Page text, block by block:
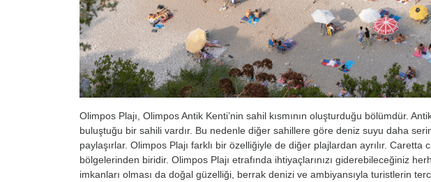
Olimpos Plajı, Olimpos Antik Kenti’nin sahil kısmının oluşturduğu bölümdür.
buluştuğu bir sahili vardır. Bu nedenle diğer sahillere göre deniz suyu daha
paylaşırlar. Olimpos Plajı farklı bir özelliğiyle de diğer plajlardan ayrılır. Caretta
bölgelerinden biridir. Olimpos Plajı etrafında ihtiyaçlarınızı giderebileceğiniz
imkanları olması da doğal güzelliği, berrak denizi ve ambiyansıyla turistlerin